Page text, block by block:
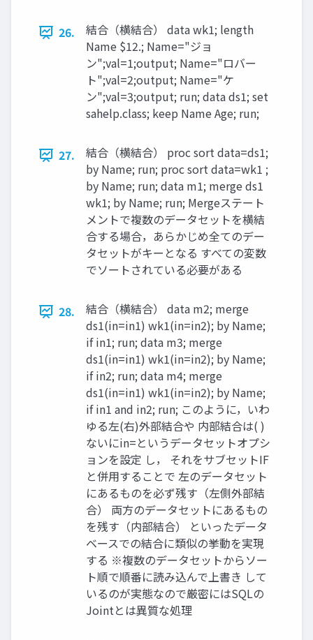
26.
結合（横結合） data wk1; length
Name $12.; Name="ジョ
ン";val=1;output; Name="ロバー
ト";val=2;output; Name="ケ
ン";val=3;output; run; data ds1; set
sahelp.class; keep Name Age; run;
27.
結合（横結合） proc sort data=ds1;
by Name; run; proc sort data=wk1 ;
by Name; run; data m1; merge ds1
wk1; by Name; run; Mergeステート
メントで複数のデータセットを横結
合する場合，あらかじめ全てのデー
タセットがキーとなる すべての変数
でソートされている必要がある
28.
結合（横結合） data m2; merge
ds1(in=in1) wk1(in=in2); by Name;
if in1; run; data m3; merge
ds1(in=in1) wk1(in=in2); by Name;
if in2; run; data m4; merge
ds1(in=in1) wk1(in=in2); by Name;
if in1 and in2; run; このように，いわ
ゆる左(右)外部結合や 内部結合は( )
ないにin=というデータセットオプシ
ョンを設定 し， それをサブセットIF
と併用することで 左のデータセット
にあるものを必ず残す（左側外部結
合） 両方のデータセットにあるもの
を残す（内部結合） といったデータ
ベースでの結合に類似の挙動を実現
する ※複数のデータセットからソー
ト順で順番に読み込んで上書き して
いるのが実態なので厳密にはSQLの
Jointとは異質な処理